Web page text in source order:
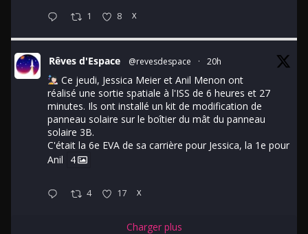
1 8 X
Rêves d'Espace @revesdespace · 20h
Ce jeudi, Jessica Meier et Anil Menon ont
réalisé une sortie spatiale à l'ISS de 6 heures et 27
minutes. Ils ont installé un kit de modification de
panneau solaire sur le boîtier du mât du panneau
solaire 3B.
C'était la 6e EVA de sa carrière pour Jessica, la 1e pour
Anil
4
4 17 X
Charger plus